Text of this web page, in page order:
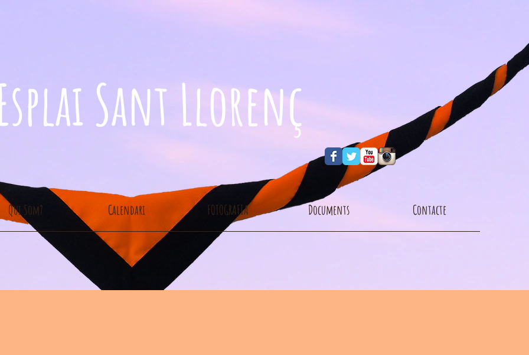
Qui Som? Calendari FOTOGRAFIA Documents Contacte
Sant Llorenç